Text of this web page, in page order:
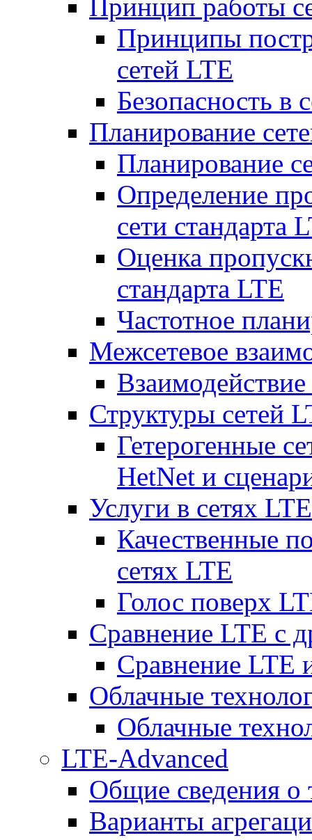
Принцип работы
Принципы
сетей LTE
Безопасность в
Планирование
Планирование
Определение
сети стандарта
Оценка
стандарта LTE
Частотное
Межсетевое
Структуры сетей
Гетерогенные
HetNet и
Услуги в сетях LTE
Качественные
сетях LTE
Голос поверх
Сравнение LTE с
Сравнение LTE
Облачные
Облачные
LTE-Advanced
Общие сведения о
Варианты